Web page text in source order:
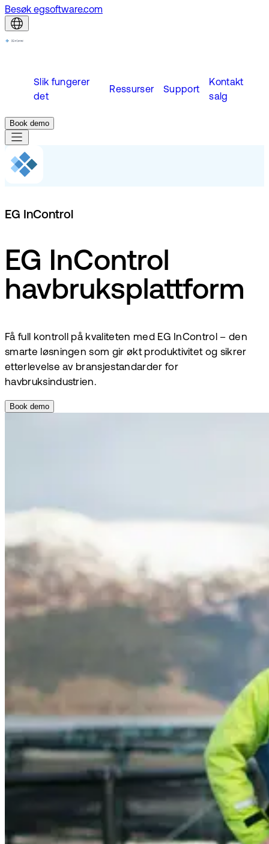
Besøk egsoftware.com
Slik fungerer
det
Ressurser Support
Kontakt
salg
Book demo
EG InControl
EG InControl
havbruksplattform
Få full kontroll på kvaliteten med EG InControl – den
smarte løsningen som gir økt produktivitet og sikrer
etterlevelse av bransjestandarder for
havbruksindustrien.
Book demo